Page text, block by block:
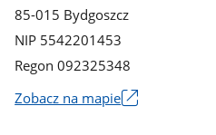
85-015 Bydgoszcz
NIP 5542201453
Regon 092325348
Zobacz na mapie